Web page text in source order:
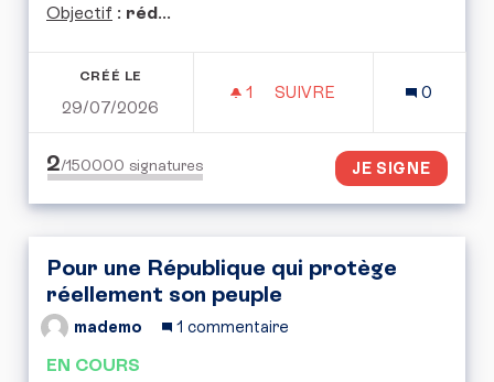
Objectif : réd...
CRÉÉ LE
29/07/2026
1 1 ABONNÉ
SUIVRE
0
2/150000 signatures JE SIGNE
Pour une République qui protège
réellement son peuple
mademo 1 commentaire
EN COURS